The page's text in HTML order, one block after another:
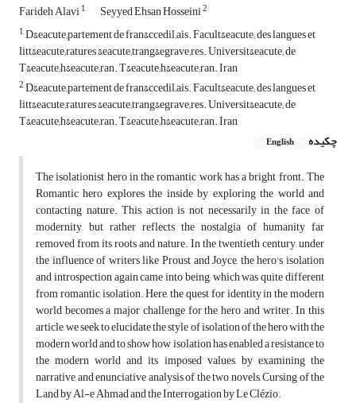
Farideh Alavi1 Seyyed Ehsan Hosseini2
1D&eacute;partement de fran&ccedil;ais. Facult&eacute; des langues et
litt&eacute;ratures &eacute;trang&egrave;res. Universit&eacute; de
T&eacute;h&eacute;ran. T&eacute;h&eacute;ran. Iran
2D&eacute;partement de fran&ccedil;ais. Facult&eacute; des langues et
litt&eacute;ratures &eacute;trang&egrave;res. Universit&eacute; de
T&eacute;h&eacute;ran. T&eacute;h&eacute;ran. Iran
چکیده
English
The isolationist hero in the romantic work has a bright front. The
Romantic hero explores the inside by exploring the world and
contacting nature. This action is not necessarily in the face of
modernity, but rather reflects the nostalgia of humanity far
removed from its roots and nature. In the twentieth century, under
the influence of writers like Proust and Joyce, the hero's isolation
and introspection again came into being, which was quite different
from romantic isolation. Here, the quest for identity in the modern
world becomes a major challenge for the hero and writer. In this
article, we seek to elucidate the style of isolation of the hero with the
modern world and to show how isolation has enabled a resistance to
the modern world and its imposed values, by examining the
narrative and enunciative analysis of the two novels, Cursing of the
Land by Al-e Ahmad and the Interrogation by Le Clézio.